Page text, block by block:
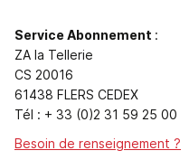
Service Abonnement :
ZA la Tellerie
CS 20016
61438 FLERS CEDEX
Tél : + 33 (0)2 31 59 25 00
Besoin de renseignement ?